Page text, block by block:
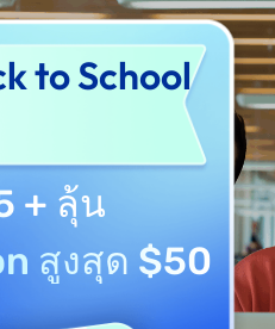
to School
+ ลุ้น
สูงสุด $50